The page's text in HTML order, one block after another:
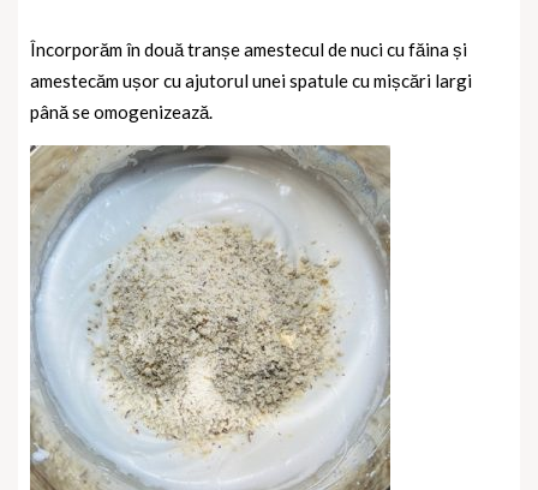
Încorporăm în două tranșe amestecul de nuci cu făina și
amestecăm ușor cu ajutorul unei spatule cu mișcări largi
până se omogenizează.